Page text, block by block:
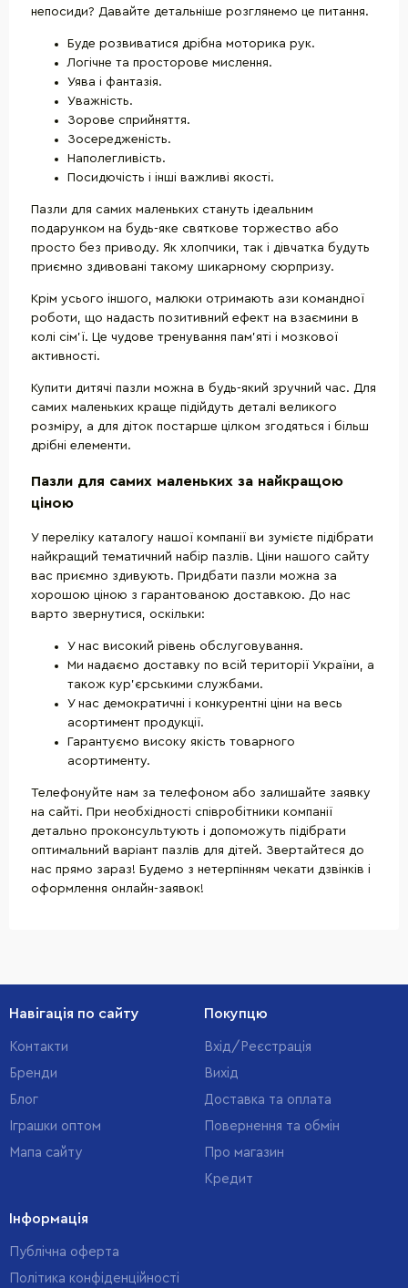
непосиди? Давайте детальніше розглянемо це питання.
Буде розвиватися дрібна моторика рук.
Логічне та просторове мислення.
Уява і фантазія.
Уважність.
Зорове сприйняття.
Зосередженість.
Наполегливість.
Посидючість і інші важливі якості.
Пазли для самих маленьких стануть ідеальним
подарунком на будь-яке святкове торжество або
просто без приводу. Як хлопчики, так і дівчатка будуть
приємно здивовані такому шикарному сюрпризу.
Крім усього іншого, малюки отримають ази командної
роботи, що надасть позитивний ефект на взаємини в
колі сім'ї. Це чудове тренування пам'яті і мозкової
активності.
Купити дитячі пазли можна в будь-який зручний час. Для
самих маленьких краще підійдуть деталі великого
розміру, а для діток постарше цілком згодяться і більш
дрібні елементи.
Пазли для самих маленьких за найкращою
ціною
У переліку каталогу нашої компанії ви зумієте підібрати
найкращий тематичний набір пазлів. Ціни нашого сайту
вас приємно здивують. Придбати пазли можна за
хорошою ціною з гарантованою доставкою. До нас
варто звернутися, оскільки:
У нас високий рівень обслуговування.
Ми надаємо доставку по всій території України, а
також кур'єрськими службами.
У нас демократичні і конкурентні ціни на весь
асортимент продукції.
Гарантуємо високу якість товарного
асортименту.
Телефонуйте нам за телефоном або залишайте заявку
на сайті. При необхідності співробітники компанії
детально проконсультують і допоможуть підібрати
оптимальний варіант пазлів для дітей. Звертайтеся до
нас прямо зараз! Будемо з нетерпінням чекати дзвінків і
оформлення онлайн-заявок!
Навігація по сайту
Контакти
Бренди
Блог
Іграшки оптом
Мапа сайту
Покупцю
Вхід/Реєстрація
Вихід
Доставка та оплата
Повернення та обмін
Про магазин
Кредит
Інформація
Публічна оферта
Політика конфіденційності